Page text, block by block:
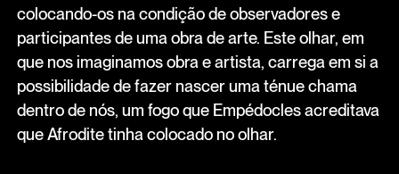
colocando-os na condição de observadores e
participantes de uma obra de arte. Este olhar, em
que nos imaginamos obra e artista, carrega em si a
possibilidade de fazer nascer uma ténue chama
dentro de nós, um fogo que Empédocles acreditava
que Afrodite tinha colocado no olhar.